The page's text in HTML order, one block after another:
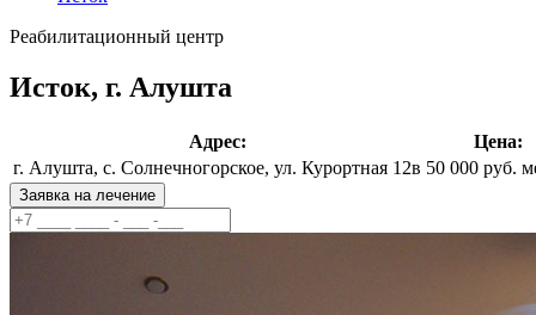
Реабилитационный центр
Исток, г. Алушта
Адрес:
Цена:
г. Алушта, с. Солнечногорское, ул. Курортная 12в 50 000 руб.
Заявка на лечение